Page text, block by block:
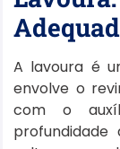
A lavoura é
envolve o
com o